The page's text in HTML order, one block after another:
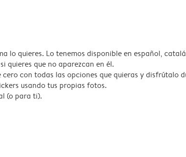
lo quieres. Lo tenemos disponible en español,
quieres que no aparezcan en él.
con todas las opciones que quieras y disfrútalo
usando tus propias fotos.
(o para ti).